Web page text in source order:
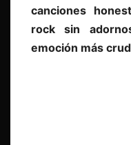
canciones
rock sin
emoción más